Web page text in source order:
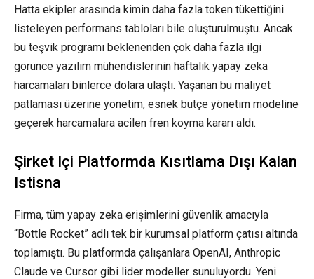
Hatta ekipler arasında kimin daha fazla token tükettiğini
listeleyen performans tabloları bile oluşturulmuştu. Ancak
bu teşvik programı beklenenden çok daha fazla ilgi
görünce yazılım mühendislerinin haftalık yapay zeka
harcamaları binlerce dolara ulaştı. Yaşanan bu maliyet
patlaması üzerine yönetim, esnek bütçe yönetim modeline
geçerek harcamalara acilen fren koyma kararı aldı.
Şirket Içi Platformda Kısıtlama Dışı Kalan
Istisna
Firma, tüm yapay zeka erişimlerini güvenlik amacıyla
“Bottle Rocket” adlı tek bir kurumsal platform çatısı altında
toplamıştı. Bu platformda çalışanlara OpenAI, Anthropic
Claude ve Cursor gibi lider modeller sunuluyordu. Yeni